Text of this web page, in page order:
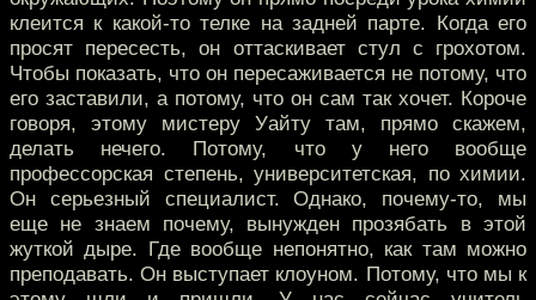
клеится к какой-то телке на задней парте. Когда его
просят пересесть, он оттаскивает стул с грохотом.
Чтобы показать, что он пересаживается не потому, что
его заставили, а потому, что он сам так хочет. Короче
говоря, этому мистеру Уайту там, прямо скажем,
делать нечего. Потому, что у него вообще
профессорская степень, университетская, по химии.
Он серьезный специалист. Однако, почему-то, мы
еще не знаем почему, вынужден прозябать в этой
жуткой дыре. Где вообще непонятно, как там можно
преподавать. Он выступает клоуном. Потому, что мы к